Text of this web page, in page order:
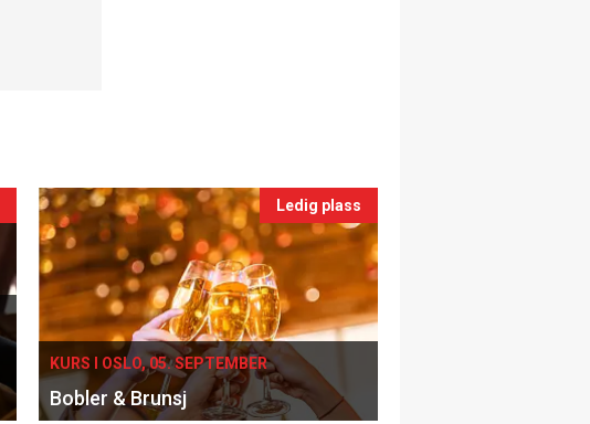
Ledig plass
KURS I OSLO, 05. SEPTEMBER
Bobler & Brunsj